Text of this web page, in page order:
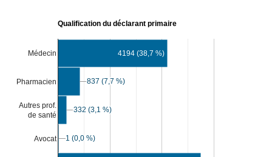
Qualification du déclarant primaire
Médecin
Pharmacien
Autres prof.
de santé
Avocat
4194 (38,7 %)
837 (7,7 %)
837 (7,7 %)
332 (3,1 %)
332 (3,1 %)
1 (0,0 %)
1 (0,0 %)